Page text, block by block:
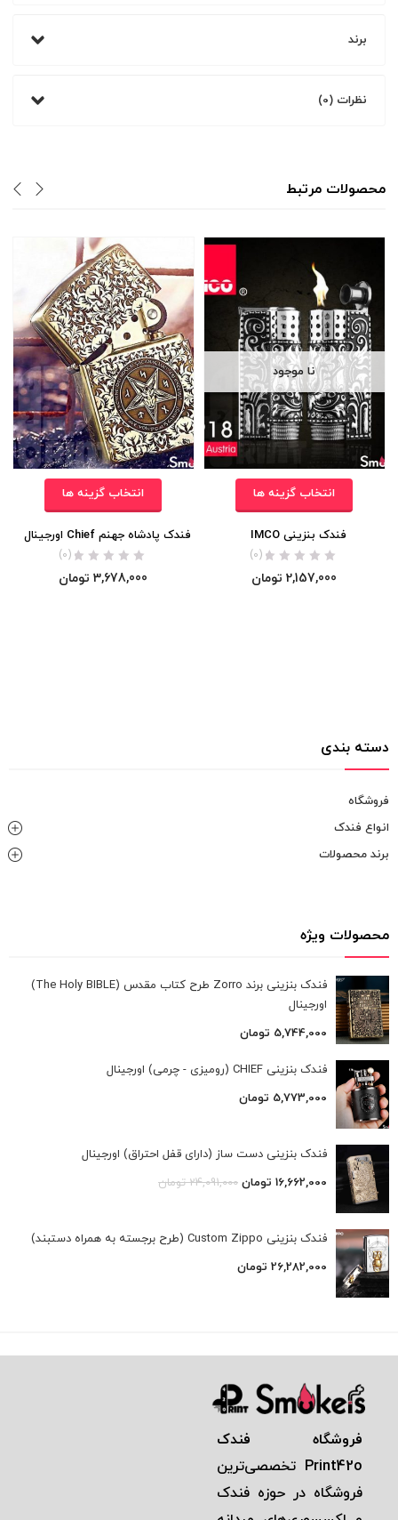
برند
نظرات (0)
محصولات مرتبط
نا موجود
انتخاب گزینه ها
فندک بنزینی IMCO
(0)
2,157,000 تومان
انتخاب گزینه ها
فندک پادشاه جهنم Chief اورجینال
(0)
3,678,000 تومان
دسته بندی
فروشگاه
انواع فندک
برند محصولات
محصولات ویژه
فندک بنزینی برند Zorro طرح کتاب مقدس (The Holy BIBLE)
اورجینال
5,744,000 تومان
فندک بنزینی CHIEF (رومیزی - چرمی) اورجینال
5,773,000 تومان
فندک بنزینی دست ساز (دارای قفل احتراق) اورجینال
16,662,000 تومان 24,091,000 تومان
فندک بنزینی Custom Zippo (طرح برجسته به همراه دستبند)
26,282,000 تومان
فروشگاه فندک
Print42o تخصصی‌ترين
فروشگاه در حوزه فندک